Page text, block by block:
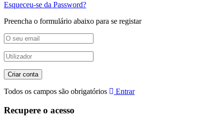
Esqueceu-se da Password?
Preencha o formulário abaixo para se registar
Todos os campos são obrigatórios Entrar
Recupere o acesso